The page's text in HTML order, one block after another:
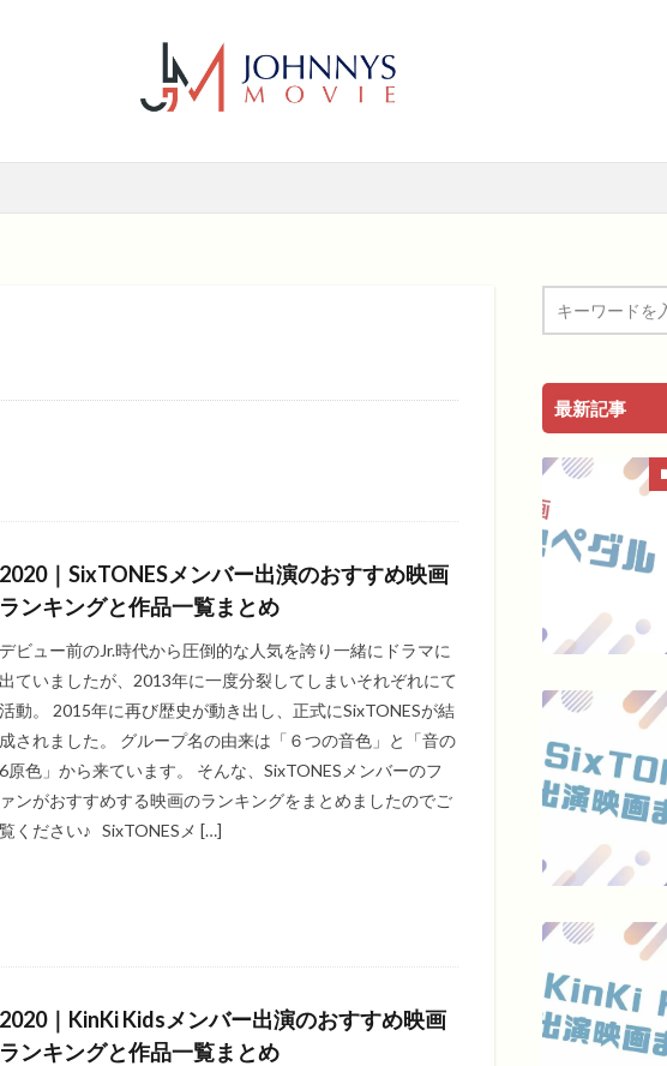
2020｜SixTONESメンバー出演のおすすめ映画
ランキングと作品一覧まとめ
デビュー前のJr.時代から圧倒的な人気を誇り一緒にドラマに
出ていましたが、2013年に一度分裂してしまいそれぞれにて
活動。 2015年に再び歴史が動き出し、正式にSixTONESが結
成されました。 グループ名の由来は「６つの音色」と「音の
6原色」から来ています。 そんな、SixTONESメンバーのフ
ァンがおすすめする映画のランキングをまとめましたのでご
覧ください♪ SixTONESメ […]
2020｜KinKi Kidsメンバー出演のおすすめ映画
ランキングと作品一覧まとめ
最新記事
コメディー映画 ヒューマンドラマ
ヒューマンドラマ映画
動画無料視聴 恋愛 恋愛映画